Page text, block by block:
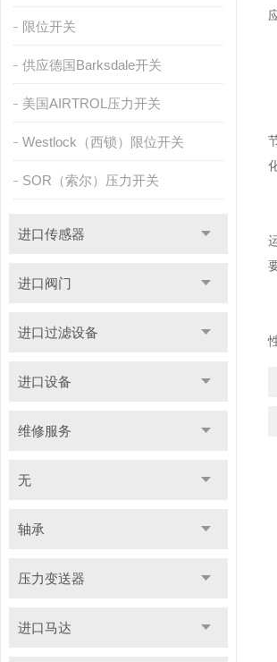
限位开关
供应德国Barksdale开关
美国AIRTROL压力开关
Westlock（西锁）限位开关
SOR（索尔）压力开关
进口传感器
进口阀门
进口过滤设备
进口设备
维修服务
无
轴承
压力变送器
进口马达